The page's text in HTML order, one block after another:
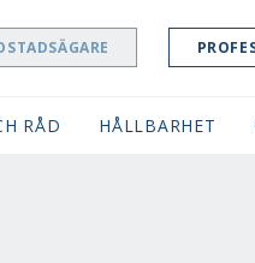
RÅD HÅLLBARHET